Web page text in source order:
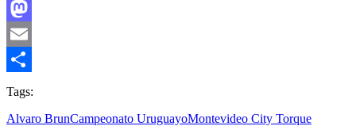
Facebook
Mastodon
Email
Compartir
Tags:
Alvaro BrunCampeonato UruguayoMontevideo City Torque